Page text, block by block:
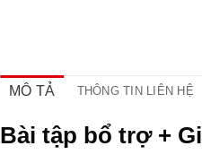
MÔ TẢ THÔNG TIN LIÊN HỆ
Bài tập bổ trợ +